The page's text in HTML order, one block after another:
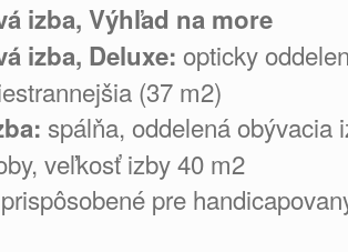
izba, Výhľad na more
izba, Deluxe: opticky
(37 m2)
spálňa, oddelená obývacia
veľkosť izby 40 m2
pre